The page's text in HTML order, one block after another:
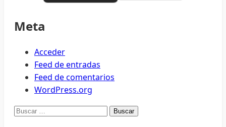
Meta
Acceder
Feed de entradas
Feed de comentarios
WordPress.org
Buscar: